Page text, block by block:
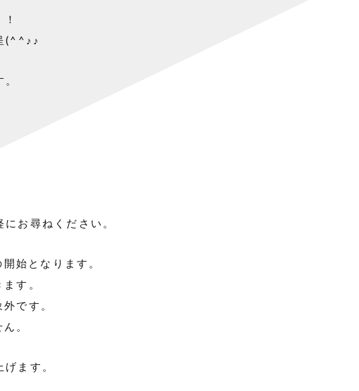
(^^♪♪
お尋ねください。
始となります。
す。
です。
。
ます。